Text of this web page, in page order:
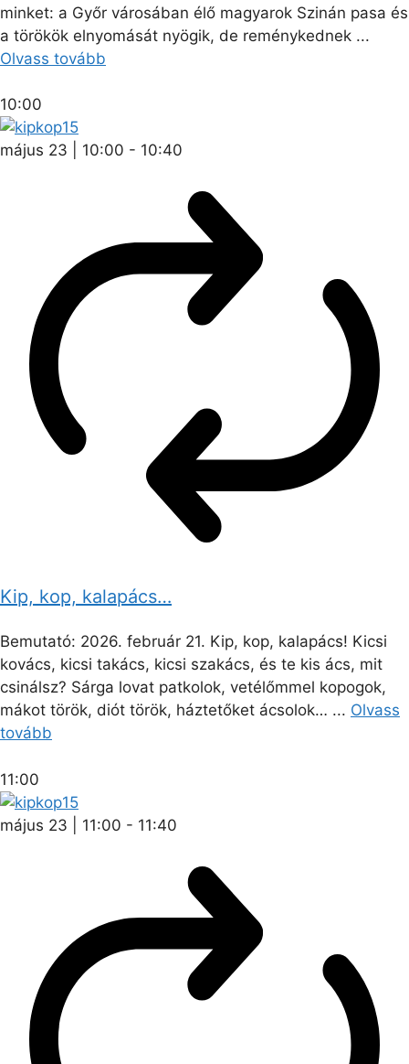
minket: a Győr városában élő magyarok Szinán pasa és
a törökök elnyomását nyögik, de reménykednek ...
Olvass tovább
10:00
május 23 | 10:00 - 10:40
Kip, kop, kalapács…
Bemutató: 2026. február 21. Kip, kop, kalapács! Kicsi
kovács, kicsi takács, kicsi szakács, és te kis ács, mit
csinálsz? Sárga lovat patkolok, vetélőmmel kopogok,
mákot török, diót török, háztetőket ácsolok… ... Olvass
tovább
11:00
május 23 | 11:00 - 11:40